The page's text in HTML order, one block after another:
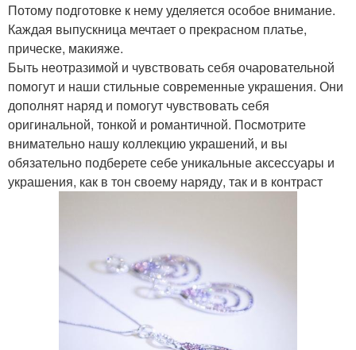
Потому подготовке к нему уделяется особое внимание.
Каждая выпускница мечтает о прекрасном платье,
прическе, макияже.
Быть неотразимой и чувствовать себя очаровательной
помогут и наши стильные современные украшения. Они
дополнят наряд и помогут чувствовать себя
оригинальной, тонкой и романтичной. Посмотрите
внимательно нашу коллекцию украшений, и вы
обязательно подберете себе уникальные аксессуары и
украшения, как в тон своему наряду, так и в контраст